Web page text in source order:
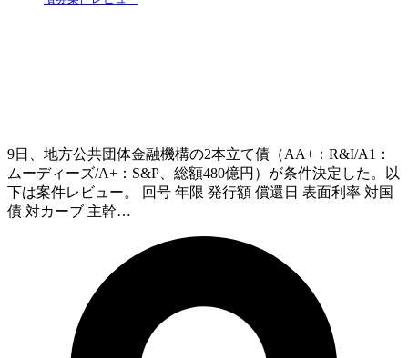
9日、地方公共団体金融機構の2本立て債（AA+：R&I/A1：
ムーディーズ/A+：S&P、総額480億円）が条件決定した。以
下は案件レビュー。 回号 年限 発行額 償還日 表面利率 対国
債 対カーブ 主幹…